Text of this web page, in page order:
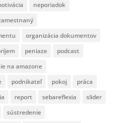
neporiadok
organizácia dokumentov
peniaze
podcast
na amazone
podnikateľ pokoj
práca
report sebareflexia
slider
sústredenie